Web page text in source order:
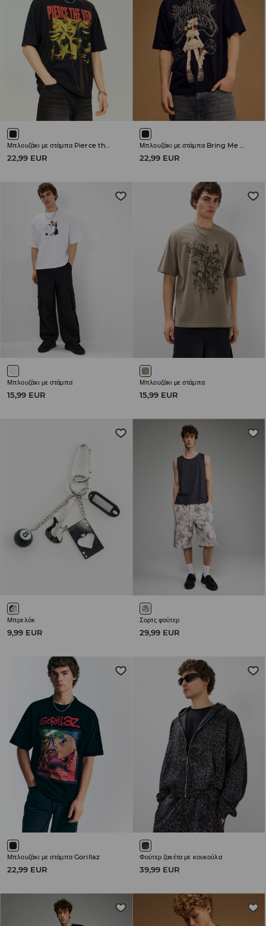
22,99 EUR 22,99 EUR
Μπλουζάκι με στάμπα
15,99 EUR
Μπλουζάκι με στάμπα
15,99 EUR
Μπρελόκ
9,99 EUR
Σορτς φούτερ
29,99 EUR
Μπλουζάκι με στάμπα Gorillaz
22,99 EUR
Φούτερ ζακέτα με κουκούλα
39,99 EUR